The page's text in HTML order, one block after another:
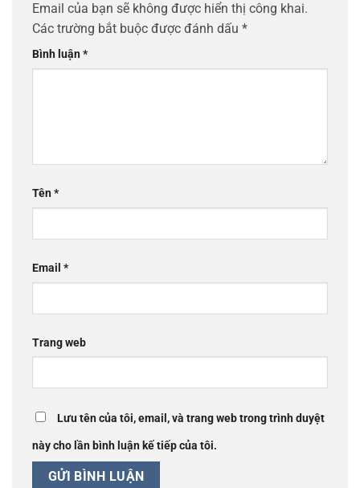
Email của bạn sẽ không được hiển thị công khai.
Các trường bắt buộc được đánh dấu *
Bình luận*
Tên*
Email *
Trang web
Lưu tên của tôi, email, và trang web trong trình duyệt
này cho lần bình luận kế tiếp của tôi.